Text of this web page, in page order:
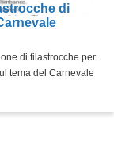
di
di filastrocche per
tema del Carnevale